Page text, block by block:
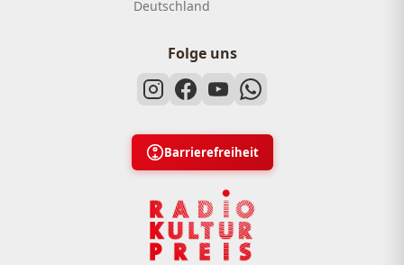
Deutschland
Folge uns
Barrierefreiheit